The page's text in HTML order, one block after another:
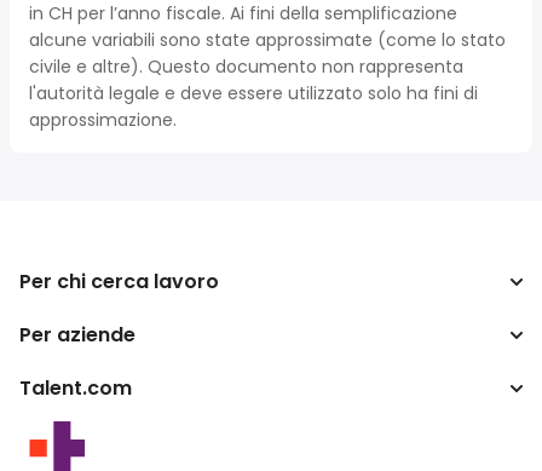
in CH per l’anno fiscale. Ai fini della semplificazione
alcune variabili sono state approssimate (come lo stato
civile e altre). Questo documento non rappresenta
l'autorità legale e deve essere utilizzato solo ha fini di
approssimazione.
Per chi cerca lavoro
Cerca lavoro
Convertitore di stipendio
Per aziende
Aziende
Programma per publishers
Talent.com
Più paesi